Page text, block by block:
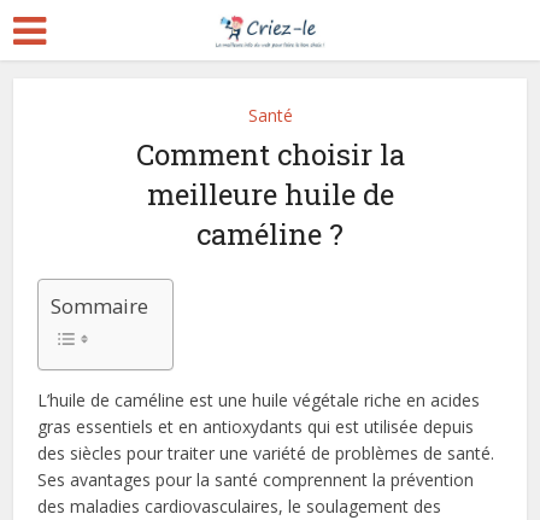
Santé
Comment choisir la
meilleure huile de
caméline ?
Sommaire
L’huile de caméline est une huile végétale riche en acides
gras essentiels et en antioxydants qui est utilisée depuis
des siècles pour traiter une variété de problèmes de santé.
Ses avantages pour la santé comprennent la prévention
des maladies cardiovasculaires, le soulagement des